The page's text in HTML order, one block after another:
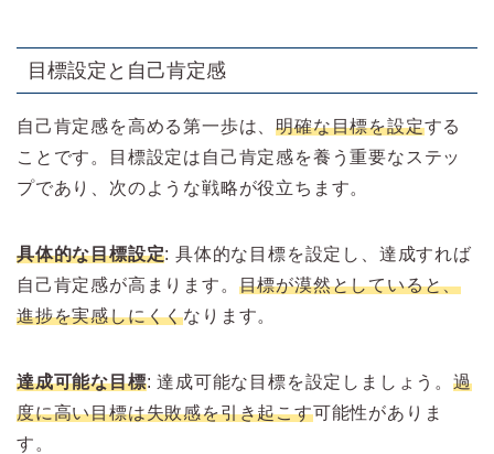
目標設定と自己肯定感
自己肯定感を高める第一歩は、明確な目標を設定する
ことです。目標設定は自己肯定感を養う重要なステッ
プであり、次のような戦略が役立ちます。
具体的な目標設定: 具体的な目標を設定し、達成すれば
自己肯定感が高まります。 目標が漠然としていると、
進捗を実感しにくくなります。
達成可能な目標: 達成可能な目標を設定しましょう。過
度に高い目標は失敗感を引き起こす可能性がありま
す。